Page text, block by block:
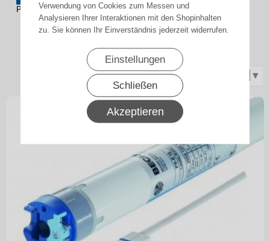
Verwendung von Cookies zum Messen und
Analysieren Ihrer Interaktionen mit den Shopinhalten
zu. Sie können Ihr Einverständnis jederzeit widerrufen.
Einstellungen
Schließen
Akzeptieren
P5-16...L120-11 Modell: E12-V..1.6 MB